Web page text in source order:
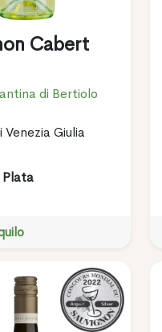
Cabert
di Bertiolo
Giulia
Plata